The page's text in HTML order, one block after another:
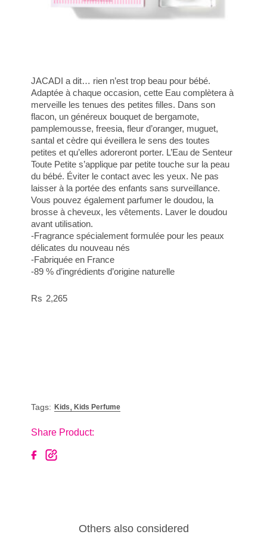
JACADI a dit… rien n’est trop beau pour bébé.
Adaptée à chaque occasion, cette Eau complètera à
merveille les tenues des petites filles. Dans son
flacon, un généreux bouquet de bergamote,
pamplemousse, freesia, fleur d’oranger, muguet,
santal et cèdre qui éveillera le sens des toutes
petites et qu’elles adoreront porter. L’Eau de Senteur
Toute Petite s’applique par petite touche sur la peau
du bébé. Éviter le contact avec les yeux. Ne pas
laisser à la portée des enfants sans surveillance.
Vous pouvez également parfumer le doudou, la
brosse à cheveux, les vêtements. Laver le doudou
avant utilisation.
-Fragrance spécialement formulée pour les peaux
délicates du nouveau nés
-Fabriquée en France
-89 % d’ingrédients d’origine naturelle
2,265
Tags: Kids, Kids Perfume
Share Product:
Others also considered